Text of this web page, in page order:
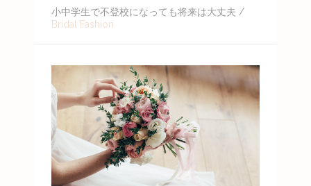
小中学生で不登校になっても将来は大丈夫 /
Bridal Fashion